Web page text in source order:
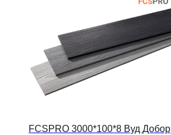
FCSPRO 3000*100*8 Вуд Добор